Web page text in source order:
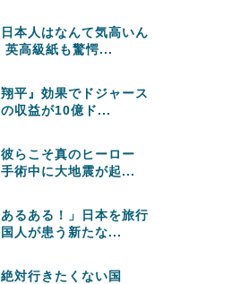
本人はなんて気高いん
英高級紙も驚愕...
翔平』効果でドジャース
収益が10億ド...
らこそ真のヒーロー
術中に大地震が起...
るある！」日本を旅行
国人が患う新たな...
対行きたくない国